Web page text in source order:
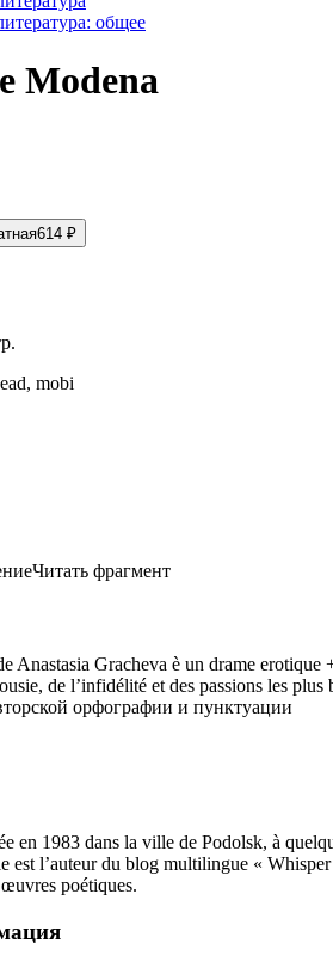
общее
Modena
614 ₽
mobi
Читать фрагмент
Anastasia Gracheva è un drame erotique
de l’infidélité et des passions les
орфографии и пунктуации
en 1983 dans la ville de Podolsk, à
est l’auteur du blog multilingue «
poétiques.